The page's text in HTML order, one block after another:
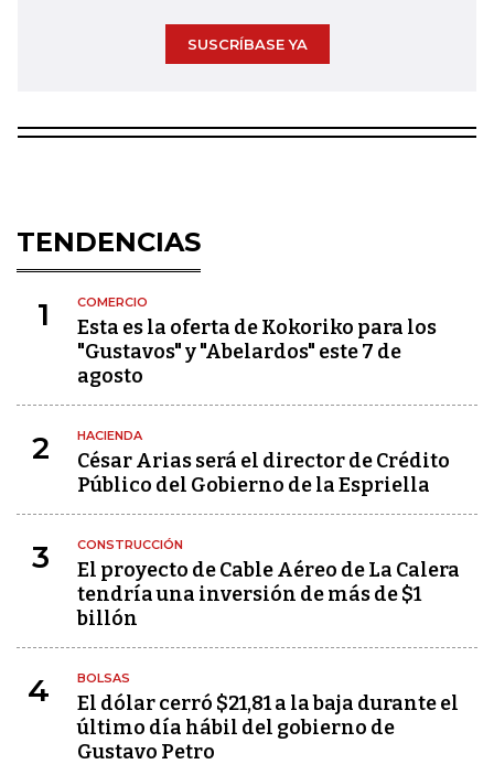
SUSCRÍBASE YA
TENDENCIAS
1 COMERCIO
Esta es la oferta de Kokoriko para los
"Gustavos" y "Abelardos" este 7 de
agosto
2 HACIENDA
César Arias será el director de Crédito
Público del Gobierno de la Espriella
3 CONSTRUCCIÓN
El proyecto de Cable Aéreo de La Calera
tendría una inversión de más de $1
billón
4 BOLSAS
El dólar cerró $21,81 a la baja durante el
último día hábil del gobierno de
Gustavo Petro